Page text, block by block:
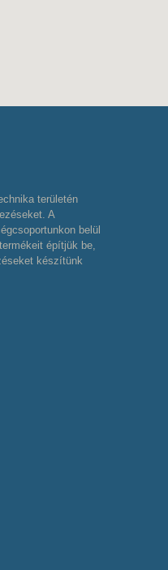
területén
A
belül
építjük be,
készítünk